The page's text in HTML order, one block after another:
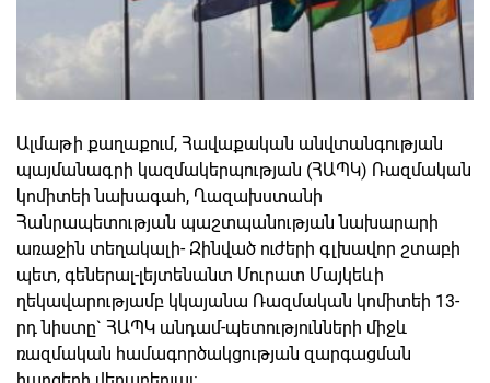
Ալմաթի քաղաքում, Հավաքական անվտանգության
պայմանագրի կազմակերպության (ՀԱՊԿ) Ռազմական
կոմիտեի նախագահ, Ղազախստանի
Հանրապետության պաշտպանության նախարարի
առաջին տեղակալի- Զինված ուժերի գլխավոր շտաբի
պետ, գեներալ-լեյտենանտ Մուրատ Մայկեևի
ղեկավարությամբ կկայանա Ռազմական կոմիտեի 13-
րդ նիստը` ՀԱՊԿ անդամ-պետությունների միջև
ռազմական համագործակցության զարգացման